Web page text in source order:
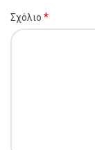
Σχόλιο *